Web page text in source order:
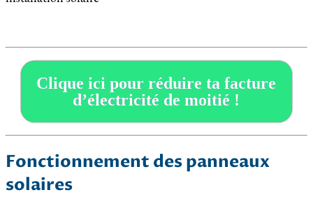
Clique ici pour réduire ta facture
d’électricité de moitié !
Fonctionnement des panneaux
solaires